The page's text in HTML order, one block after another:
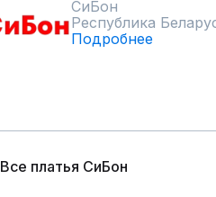
СиБон
Республика
Подробнее
Все платья СиБон